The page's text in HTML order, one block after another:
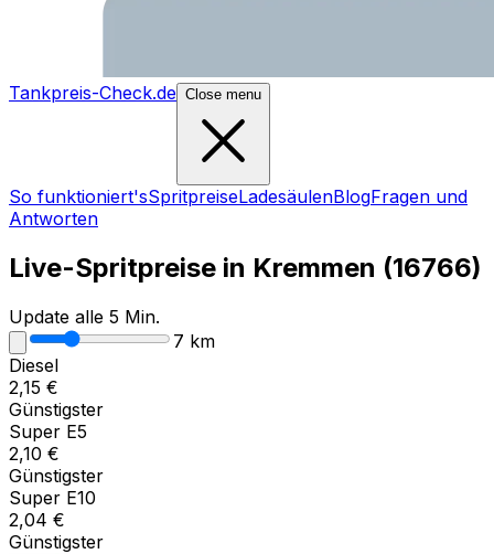
Tankpreis-Check.de Close menu
So funktioniert'sSpritpreiseLadesäulenBlogFragen und
Antworten
Live-Spritpreise in Kremmen (16766)
Update alle 5 Min.
7 km
Diesel
2,15 €
Günstigster
Super E5
2,10 €
Günstigster
Super E10
2,04 €
Günstigster